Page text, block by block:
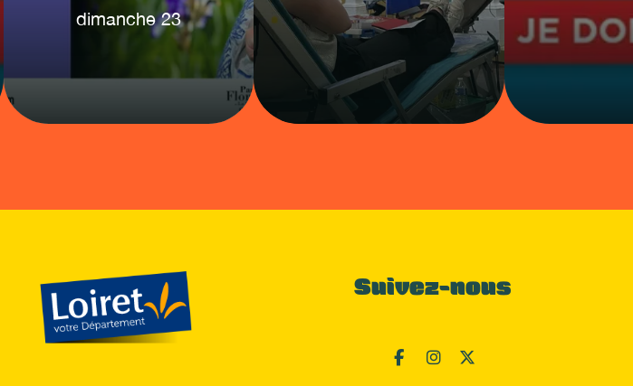
dimanche 23
Suivez-nous